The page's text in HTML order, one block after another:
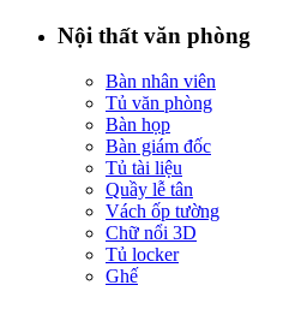
Nội thất văn phòng
Bàn nhân viên
Tủ văn phòng
Bàn họp
Bàn giám đốc
Tủ tài liệu
Quầy lễ tân
Vách ốp tường
Chữ nổi 3D
Tủ locker
Ghế